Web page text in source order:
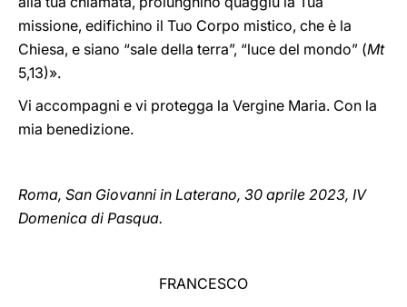
missione, edifichino il Tuo Corpo mistico, che è la
Chiesa, e siano “sale della terra”, “luce del mondo” (Mt
5,13)».
Vi accompagni e vi protegga la Vergine Maria. Con la
mia benedizione.
Roma, San Giovanni in Laterano, 30 aprile 2023, IV
Domenica di Pasqua.
FRANCESCO